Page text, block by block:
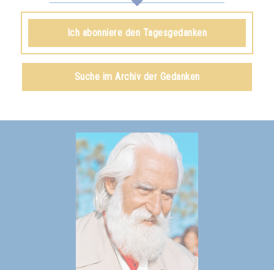
Geschöpfen gegeben habt, kommt sofort etwas von oben, um euch zu
füllen.*
Omraam Mikhaël Aïvanhov
Siehe das BuchGeistiges und künstlerisches Schaffen,
Ich abonniere den Tagesgedanken
Suche im Archiv der Gedanken